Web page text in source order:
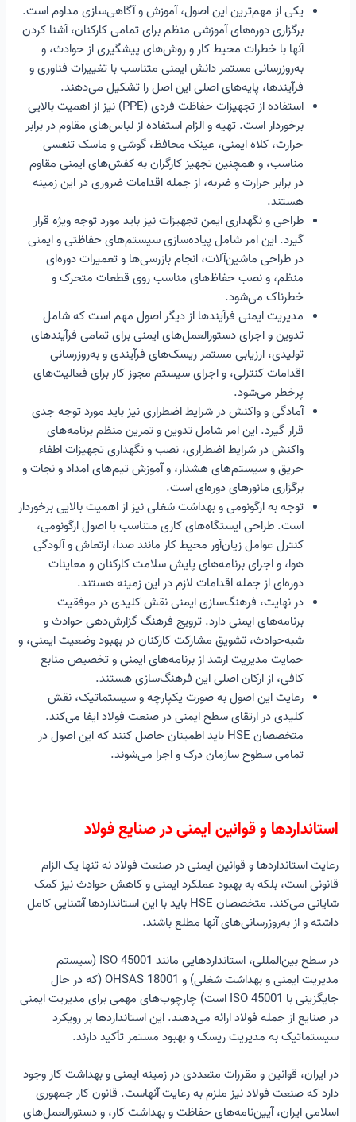
یکی از مهم‌ترین این اصول، آموزش و آگاهی‌سازی مداوم است.
برگزاری دوره‌های آموزشی منظم برای تمامی کارکنان، آشنا کردن
آنها با خطرات محیط کار و روش‌های پیشگیری از حوادث، و
به‌روزرسانی مستمر دانش ایمنی متناسب با تغییرات فناوری و
فرآیندها، پایه‌های اصلی این اصل را تشکیل می‌دهند.
استفاده از تجهیزات حفاظت فردی (PPE) نیز از اهمیت بالایی
برخوردار است. تهیه و الزام استفاده از لباس‌های مقاوم در برابر
حرارت، کلاه ایمنی، عینک محافظ، گوشی و ماسک تنفسی
مناسب، و همچنین تجهیز کارگران به کفش‌های ایمنی مقاوم
در برابر حرارت و ضربه، از جمله اقدامات ضروری در این زمینه
هستند.
طراحی و نگهداری ایمن تجهیزات نیز باید مورد توجه ویژه قرار
گیرد. این امر شامل پیاده‌سازی سیستم‌های حفاظتی و ایمنی
در طراحی ماشین‌آلات، انجام بازرسی‌ها و تعمیرات دوره‌ای
منظم، و نصب حفاظ‌های مناسب روی قطعات متحرک و
خطرناک می‌شود.
مدیریت ایمنی فرآیندها از دیگر اصول مهم است که شامل
تدوین و اجرای دستورالعمل‌های ایمنی برای تمامی فرآیندهای
تولیدی، ارزیابی مستمر ریسک‌های فرآیندی و به‌روزرسانی
اقدامات کنترلی، و اجرای سیستم مجوز کار برای فعالیت‌های
پرخطر می‌شود.
آمادگی و واکنش در شرایط اضطراری نیز باید مورد توجه جدی
قرار گیرد. این امر شامل تدوین و تمرین منظم برنامه‌های
واکنش در شرایط اضطراری، نصب و نگهداری تجهیزات اطفاء
حریق و سیستم‌های هشدار، و آموزش تیم‌های امداد و نجات و
برگزاری مانورهای دوره‌ای است.
توجه به ارگونومی و بهداشت شغلی نیز از اهمیت بالایی برخوردار
است. طراحی ایستگاه‌های کاری متناسب با اصول ارگونومی،
کنترل عوامل زیان‌آور محیط کار مانند صدا، ارتعاش و آلودگی
هوا، و اجرای برنامه‌های پایش سلامت کارکنان و معاینات
دوره‌ای از جمله اقدامات لازم در این زمینه هستند.
در نهایت، فرهنگ‌سازی ایمنی نقش کلیدی در موفقیت
برنامه‌های ایمنی دارد. ترویج فرهنگ گزارش‌دهی حوادث و
شبه‌حوادث، تشویق مشارکت کارکنان در بهبود وضعیت ایمنی، و
حمایت مدیریت ارشد از برنامه‌های ایمنی و تخصیص منابع
کافی، از ارکان اصلی این فرهنگ‌سازی هستند.
رعایت این اصول به صورت یکپارچه و سیستماتیک، نقش
کلیدی در ارتقای سطح ایمنی در صنعت فولاد ایفا می‌کند.
متخصصان HSE باید اطمینان حاصل کنند که این اصول در
تمامی سطوح سازمان درک و اجرا می‌شوند.
استانداردها و قوانین ایمنی در صنایع فولاد
رعایت استانداردها و قوانین ایمنی در صنعت فولاد نه تنها یک الزام
قانونی است، بلکه به بهبود عملکرد ایمنی و کاهش حوادث نیز کمک
شایانی می‌کند. متخصصان HSE باید با این استانداردها آشنایی کامل
داشته و از به‌روزرسانی‌های آنها مطلع باشند.
در سطح بین‌المللی، استانداردهایی مانند ISO 45001 (سیستم
مدیریت ایمنی و بهداشت شغلی) و OHSAS 18001 (که در حال
جایگزینی با ISO 45001 است) چارچوب‌های مهمی برای مدیریت ایمنی
در صنایع از جمله فولاد ارائه می‌دهند. این استانداردها بر رویکرد
سیستماتیک به مدیریت ریسک و بهبود مستمر تأکید دارند.
در ایران، قوانین و مقررات متعددی در زمینه ایمنی و بهداشت کار وجود
دارد که صنعت فولاد نیز ملزم به رعایت آنهاست. قانون کار جمهوری
اسلامی ایران، آیین‌نامه‌های حفاظت و بهداشت کار، و دستورالعمل‌های